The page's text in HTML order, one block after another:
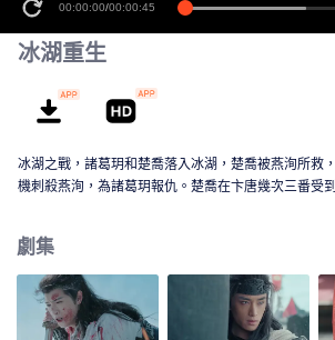
00:00:00/00:00:45
冰湖重生
冰湖之戰，諸葛玥和楚喬落入冰湖，楚喬被燕洵所救
機刺殺燕洵，為諸葛玥報仇。楚喬在卞唐幾次三番受
還百姓美好家園？
劇集